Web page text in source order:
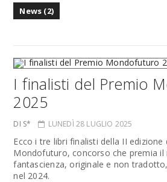
News (2)
I finalisti del Premio
2025
DI S* LUNEDÌ 28 LUGLIO 2025
Ecco i tre libri finalisti della II
Mondofuturo, concorso che premia il
fantascienza, originale e non
nel 2024.